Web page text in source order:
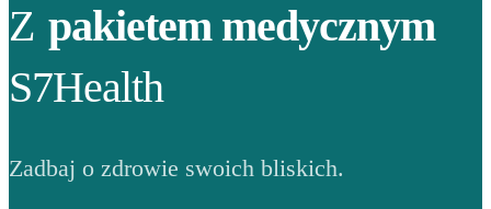
Z pakietem medycznym
S7Health
Zadbaj o zdrowie swoich bliskich.